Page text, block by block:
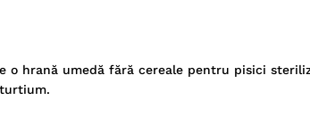
o hrană umedă fără cereale pentru pisici